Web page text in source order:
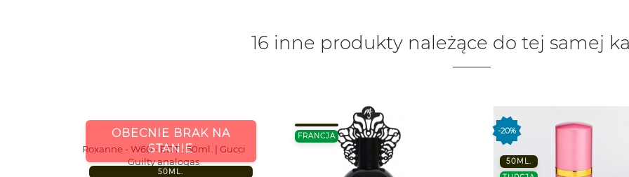
16 inne produkty należące do tej samej
OBECNIE BRAK NA
STANIE
50ML.
Roxanne - W60 - EDT - 50ml. | Gucci
Guilty analogas
FRANCJA
-20%
50ML.